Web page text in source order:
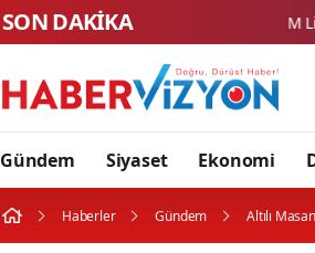
SON DAKİKA
Gündem Siyaset Ekonomi
Haberler Gündem Altılı